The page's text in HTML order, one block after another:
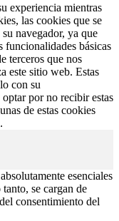
experiencia mientras
las cookies que se
navegador, ya que
funcionalidades básicas
terceros que nos
este sitio web. Estas
con su
por no recibir estas
de estas cookies
esenciales
se cargan de
consentimiento del